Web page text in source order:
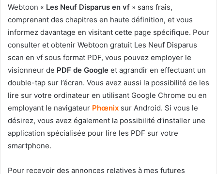
r
i
e
Webtoon « Les Neuf Disparus en vf » sans frais,
comprenant des chapitres en haute définition, et vous
informez davantage en visitant cette page spécifique. Pour
consulter et obtenir Webtoon gratuit Les Neuf Disparus
scan en vf sous format PDF, vous pouvez employer le
visionneur de PDF de Google et agrandir en effectuant un
double-tap sur l’écran. Vous avez aussi la possibilité de les
lire sur votre ordinateur en utilisant Google Chrome ou en
employant le navigateur Phœnix sur Android. Si vous le
désirez, vous avez également la possibilité d’installer une
application spécialisée pour lire les PDF sur votre
smartphone.
Pour recevoir des annonces relatives à mes futures